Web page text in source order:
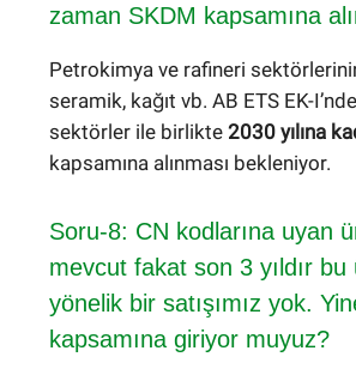
zaman SKDM kapsamına
Petrokimya ve rafineri
seramik, kağıt vb. AB ETS EK-
sektörler ile birlikte 2030 yılına
kapsamına alınması bekleniyor.
Soru-8: CN kodlarına uyan
mevcut fakat son 3 yıldır bu
yönelik bir satışımız yok.
kapsamına giriyor muyuz?